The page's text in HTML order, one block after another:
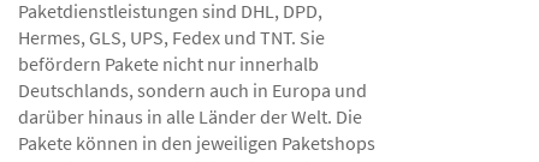
Paketdienstleistungen sind DHL, DPD,
Hermes, GLS, UPS, Fedex und TNT. Sie
befördern Pakete nicht nur innerhalb
Deutschlands, sondern auch in Europa und
darüber hinaus in alle Länder der Welt. Die
Pakete können in den jeweiligen Paketshops